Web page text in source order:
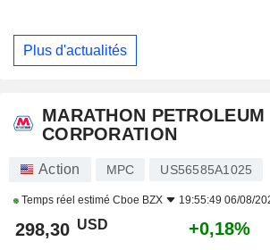
Plus d'actualités
MARATHON PETROLEUM
CORPORATION
Action MPC US56585A1025
Temps réel estimé Cboe BZX 19:55:49 06/08/
298,30 USD +0,18%